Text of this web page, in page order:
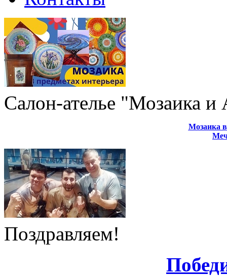
Салон-ателье "Мозаика
Мозаика в
Поздравляем!